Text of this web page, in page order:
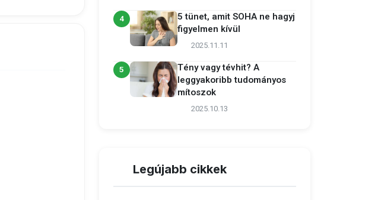
4
5 tünet, amit SOHA ne hagyj
figyelmen kívül
2025.11.11
5
Tény vagy tévhit? A
leggyakoribb tudományos
mítoszok
2025.10.13
Legújabb cikkek